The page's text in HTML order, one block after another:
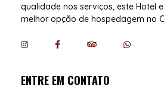
qualidade nos serviços, este Hotel
melhor opção de hospedagem no
ENTRE EM CONTATO